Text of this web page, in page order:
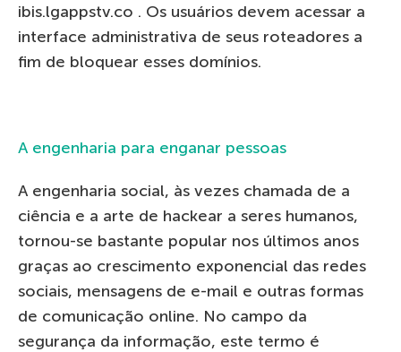
ibis.lgappstv.co . Os usuários devem acessar a
interface administrativa de seus roteadores a
fim de bloquear esses domínios.
A engenharia para enganar pessoas
A engenharia social, às vezes chamada de a
ciência e a arte de hackear a seres humanos,
tornou-se bastante popular nos últimos anos
graças ao crescimento exponencial das redes
sociais, mensagens de e-mail e outras formas
de comunicação online. No campo da
segurança da informação, este termo é